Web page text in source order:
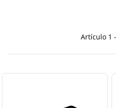
Artículo 1